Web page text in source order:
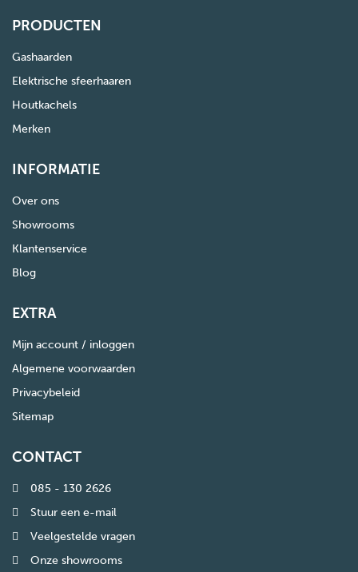
PRODUCTEN
Gashaarden
Elektrische sfeerhaaren
Houtkachels
Merken
INFORMATIE
Over ons
Showrooms
Klantenservice
Blog
EXTRA
Mijn account / inloggen
Algemene voorwaarden
Privacybeleid
Sitemap
CONTACT
085 - 130 2626
Stuur een e-mail
Veelgestelde vragen
Onze showrooms